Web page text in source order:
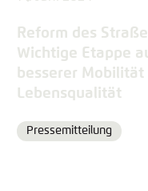
Reform des
Wichtige Etappe
besserer Mobilität
Lebensqualität
Format
Pressemitteilung